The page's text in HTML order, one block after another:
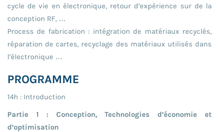
cycle de vie en électronique, retour d’expérience sur de la
conception RF, …
Process de fabrication : intégration de matériaux recyclés,
réparation de cartes, recyclage des matériaux utilisés dans
l’électronique …
PROGRAMME
14h : Introduction
Partie 1 : Conception, Technologies d’économie et
d’optimisation